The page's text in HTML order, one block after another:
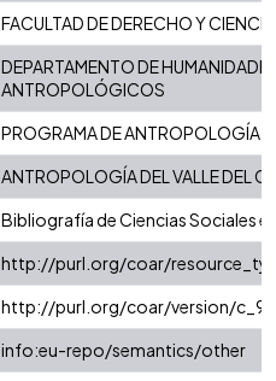
FACULTAD DE DERECHO Y
DEPARTAMENTO DE
ANTROPOLÓGICOS
PROGRAMA DE ANTROPOLOGÍA
ANTROPOLOGÍA DEL VALLE DEL
Bibliografía de Ciencias Sociales
http://purl.org/coar/
http://purl.org/coar/version/
info:eu-repo/semantics/other